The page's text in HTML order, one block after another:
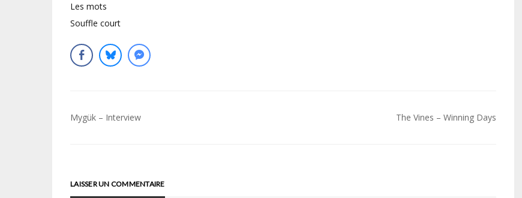
Les mots
Souffle court
Navigation
Mygük – Interview The Vines – Winning Days
LAISSER UN COMMENTAIRE